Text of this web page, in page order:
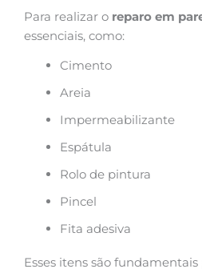
Para realizar o reparo em
essenciais, como:
Cimento
Areia
Impermeabilizante
Espátula
Rolo de pintura
Pincel
Fita adesiva
Esses itens são